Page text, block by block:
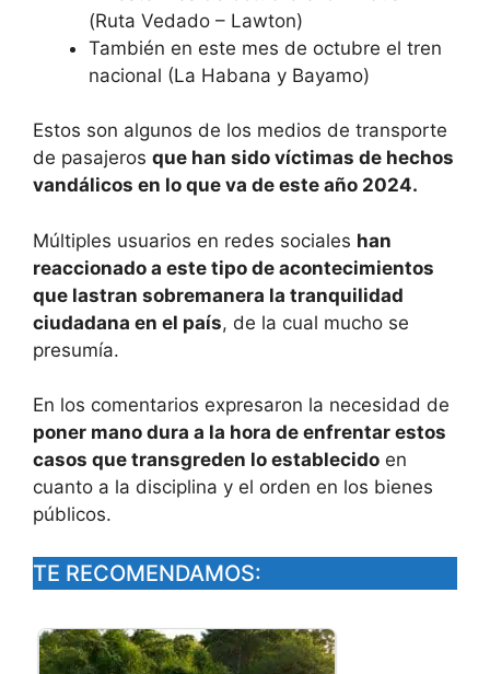
(Ruta Vedado – Lawton)
También en este mes de octubre el tren
nacional (La Habana y Bayamo)
Estos son algunos de los medios de transporte
de pasajeros que han sido víctimas de hechos
vandálicos en lo que va de este año 2024.
Múltiples usuarios en redes sociales han
reaccionado a este tipo de acontecimientos
que lastran sobremanera la tranquilidad
ciudadana en el país, de la cual mucho se
presumía.
En los comentarios expresaron la necesidad de
poner mano dura a la hora de enfrentar estos
casos que transgreden lo establecido en
cuanto a la disciplina y el orden en los bienes
públicos.
TE RECOMENDAMOS: